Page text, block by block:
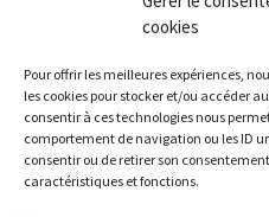
cookies
Pour offrir les meilleures expériences,
les cookies pour stocker et/ou accéder
consentir à ces technologies nous
comportement de navigation ou les ID
consentir ou de retirer son
caractéristiques et fonctions.
cfc-distribution.com est
indépendant des